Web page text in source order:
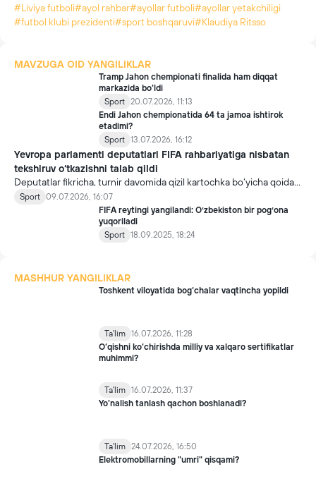
#Liviya futboli#ayol rahbar#ayollar futboli#ayollar yetakchiligi
#futbol klubi prezidenti#sport boshqaruvi#Klaudiya Ritsso
MAVZUGA OID YANGILIKLAR
Tramp Jahon chempionati finalida ham diqqat
markazida bo‘ldi
Sport 20.07.2026, 11:13
Endi Jahon chempionatida 64 ta jamoa ishtirok
etadimi?
Sport 13.07.2026, 16:12
Yevropa parlamenti deputatlari FIFA rahbariyatiga nisbatan
tekshiruv o‘tkazishni talab qildi
Deputatlar fikricha, turnir davomida qizil kartochka bo‘yicha qoidani
o‘zgartirish qarori Trampning Infantino bilan telefon muloqotidan
so‘ng qabul qilingan.
Sport 09.07.2026, 16:07
FIFA reytingi yangilandi: Oʻzbekiston bir pogʻona
yuqoriladi
Sport 18.09.2025, 18:24
MASHHUR YANGILIKLAR
Toshkent viloyatida bog‘chalar vaqtincha yopildi
Ta'lim 16.07.2026, 11:28
O‘qishni ko‘chirishda milliy va xalqaro sertifikatlar
muhimmi?
Ta'lim 16.07.2026, 11:37
Yo’nalish tanlash qachon boshlanadi?
Ta'lim 24.07.2026, 16:50
Elektromobillarning "umri" qisqami?